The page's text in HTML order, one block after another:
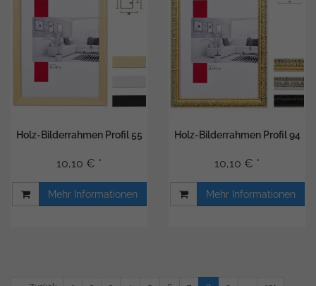
Holz-Bilderrahmen Profil 55
10,10 € *
Mehr Informationen
Holz-Bilderrahmen Profil 94
10,10 € *
Mehr Informationen